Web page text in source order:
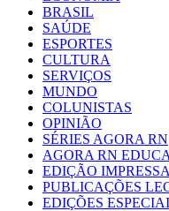
BRASIL
SAÚDE
ESPORTES
CULTURA
SERVIÇOS
MUNDO
COLUNISTAS
OPINIÃO
SÉRIES AGORA RN
AGORA RN
EDIÇÃO IMPRESSA
PUBLICAÇÕES
EDIÇÕES